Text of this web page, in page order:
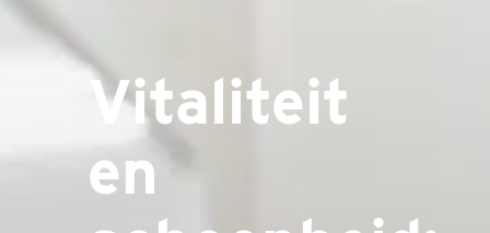
Vitaliteit
en